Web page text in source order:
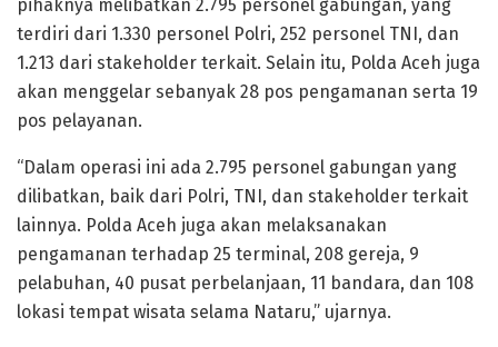
pihaknya melibatkan 2.795 personel gabungan, yang
terdiri dari 1.330 personel Polri, 252 personel TNI, dan
1.213 dari stakeholder terkait. Selain itu, Polda Aceh juga
akan menggelar sebanyak 28 pos pengamanan serta 19
pos pelayanan.
“Dalam operasi ini ada 2.795 personel gabungan yang
dilibatkan, baik dari Polri, TNI, dan stakeholder terkait
lainnya. Polda Aceh juga akan melaksanakan
pengamanan terhadap 25 terminal, 208 gereja, 9
pelabuhan, 40 pusat perbelanjaan, 11 bandara, dan 108
lokasi tempat wisata selama Nataru,” ujarnya.